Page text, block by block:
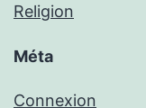
Religion
Méta
Connexion